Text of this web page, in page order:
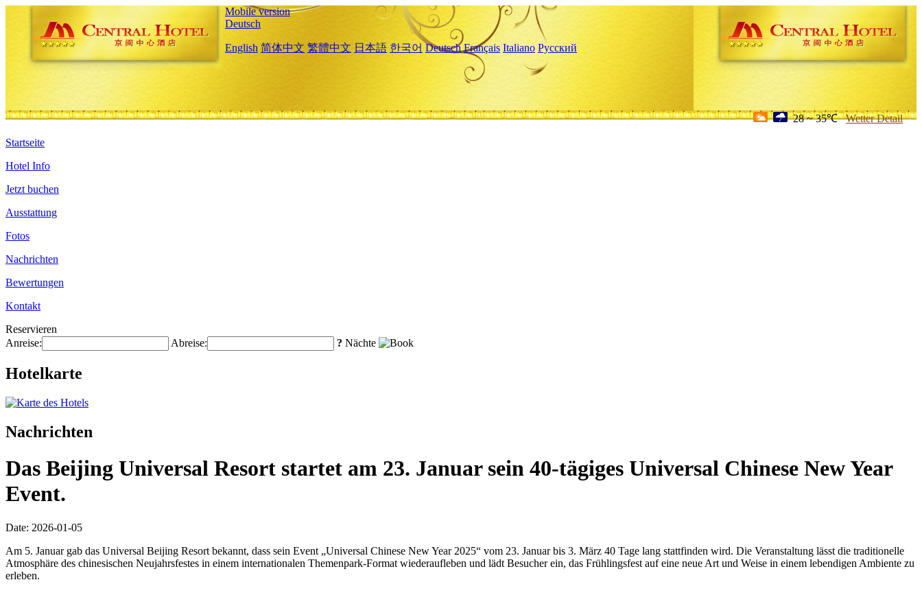
Mobile version
Deutsch
English 简体中文 繁體中文 日本語 한국어 Deutsch Français Italiano Русский
28 ~ 35℃ Wetter Detail
Startseite
Hotel Info
Jetzt buchen
Ausstattung
Fotos
Nachrichten
Bewertungen
Kontakt
Reservieren
Anreise:
Abreise: ? Nächte
Hotelkarte
Nachrichten
Das Beijing Universal Resort startet am 23. Januar sein 40-tägiges Universal Chinese New Year
Event.
Date: 2026-01-05
Am 5. Januar gab das Universal Beijing Resort bekannt, dass sein Event „Universal Chinese New Year 2025“ vom 23. Januar bis 3. März 40 Tage lang stattfinden wird. Die Veranstaltung lässt die traditionelle
Atmosphäre des chinesischen Neujahrsfestes in einem internationalen Themenpark-Format wiederaufleben und lädt Besucher ein, das Frühlingsfest auf eine neue Art und Weise in einem lebendigen Ambiente zu
erleben.